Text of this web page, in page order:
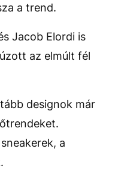
a trend.
Jacob Elordi is
az elmúlt fél
designok már
a